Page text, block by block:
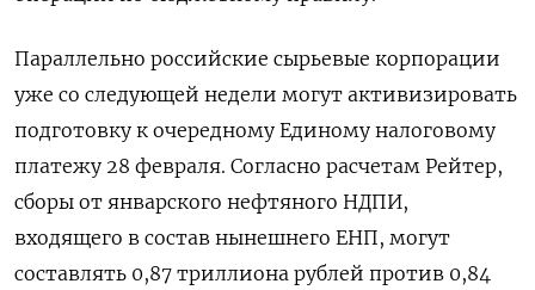
Параллельно российские сырьевые корпорации
уже со следующей недели могут активизировать
подготовку к очередному Единому налоговому
платежу 28 февраля. Согласно расчетам Рейтер,
сборы от январского нефтяного НДПИ,
входящего в состав нынешнего ЕНП, могут
составлять 0,87 триллиона рублей против 0,84